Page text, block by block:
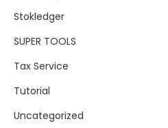
Stokledger
SUPER TOOLS
Tax Service
Tutorial
Uncategorized